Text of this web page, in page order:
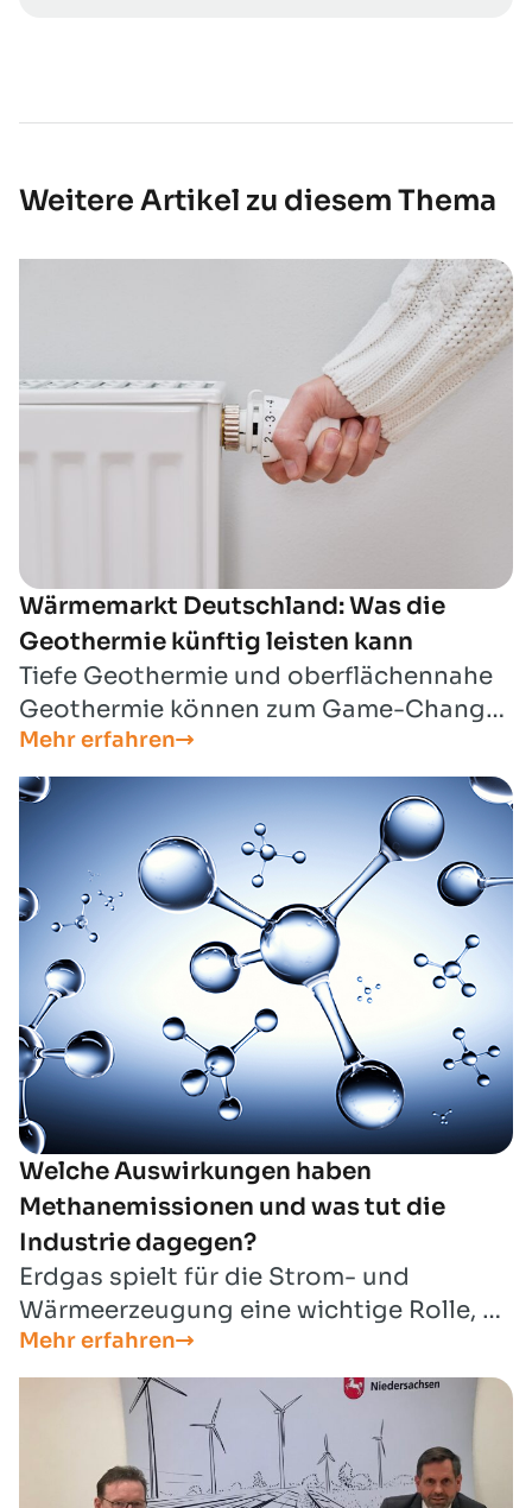
Weitere Artikel zu diesem Thema
Wärmemarkt Deutschland: Was die
Geothermie künftig leisten kann
Tiefe Geothermie und oberflächennahe
Geothermie können zum Game-Changer
der deutschen Wärmewende werden
Mehr erfahren
Welche Auswirkungen haben
Methanemissionen und was tut die
Industrie dagegen?
Erdgas spielt für die Strom- und
Wärmeerzeugung eine wichtige Rolle, es
deckt mehr als ein Viertel des gesamten
Energieverbrauchs in Deutschland und
ist damit ein wichtiger Baustein für
unsere Versorgungssicherheit. Erdgas
hat die beste CO2-Bilanz aller fossilen
Mehr erfahren